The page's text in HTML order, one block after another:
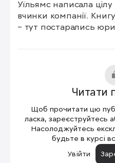
Уїльямс написала
вчинки компанії.
– тут постарались
Читати
Щоб прочитати цю
ласка, зареєструйтесь
Насолоджуйтесь
будьте в курсі
Увійти